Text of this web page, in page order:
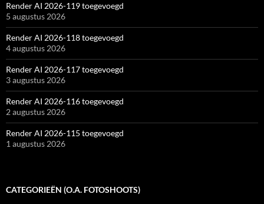
Render AI 2026-119 toegevoegd
5 augustus 2026
Render AI 2026-118 toegevoegd
4 augustus 2026
Render AI 2026-117 toegevoegd
3 augustus 2026
Render AI 2026-116 toegevoegd
2 augustus 2026
Render AI 2026-115 toegevoegd
1 augustus 2026
CATEGORIEËN (O.A. FOTOSHOOTS)